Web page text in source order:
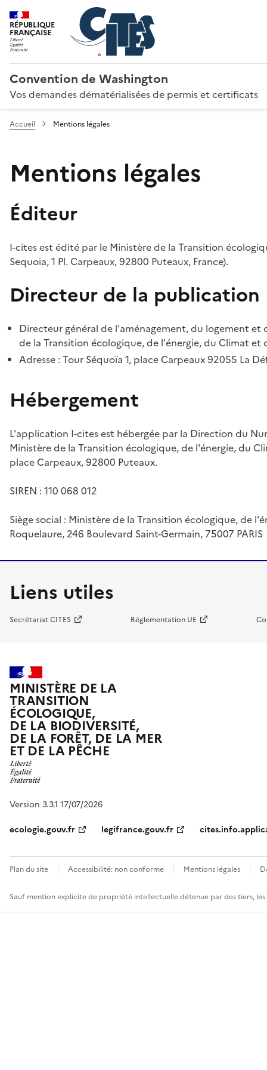
RÉPUBLIQUE
FRANÇAISE
Convention de Washington
Vos demandes dématérialisées de permis et certificats
Accueil Mentions légales
Mentions légales
Éditeur
I-cites est édité par le Ministère de la Transition
Sequoia, 1 Pl. Carpeaux, 92800 Puteaux, France).
Directeur de la publication
Directeur général de l'aménagement, du logement
de la Transition écologique, de l'énergie, du Climat et
Adresse : Tour Séquoïa 1, place Carpeaux 92055 La
Hébergement
L'application I-cites est hébergée par la Direction du
Ministère de la Transition écologique, de l'énergie, du
place Carpeaux, 92800 Puteaux.
SIREN : 110 068 012
Siège social : Ministère de la Transition écologique, de
Roquelaure, 246 Boulevard Saint-Germain, 75007 PARIS
Liens utiles
Secrétariat CITES Réglementation UE
MINISTÈRE DE LA
TRANSITION
ÉCOLOGIQUE,
DE LA BIODIVERSITÉ,
DE LA FORÊT, DE LA MER
ET DE LA PÊCHE
Version 3.3.1 17/07/2026
ecologie.gouv.fr
legifrance.gouv.fr
Plan du site Accessibilité: non conforme Mentions légales
Sauf mention explicite de propriété intellectuelle détenue par des tiers,